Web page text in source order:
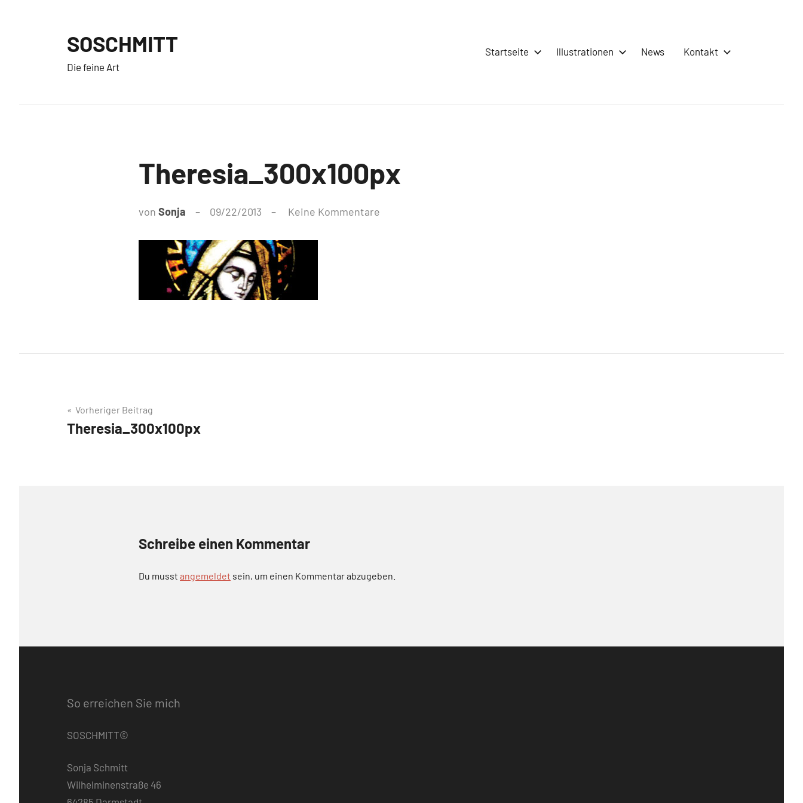
SOSCHMITT
Die feine Art
Startseite Illustrationen News Kontakt
Theresia_300x100px
von Sonja 09/22/2013 Keine Kommentare
Beitragsnavigation
Vorheriger Beitrag
Theresia_300x100px
Schreibe einen Kommentar
Du musst angemeldet sein, um einen Kommentar abzugeben.
So erreichen Sie mich
SOSCHMITT©
Sonja Schmitt
Wilhelminenstraße 46